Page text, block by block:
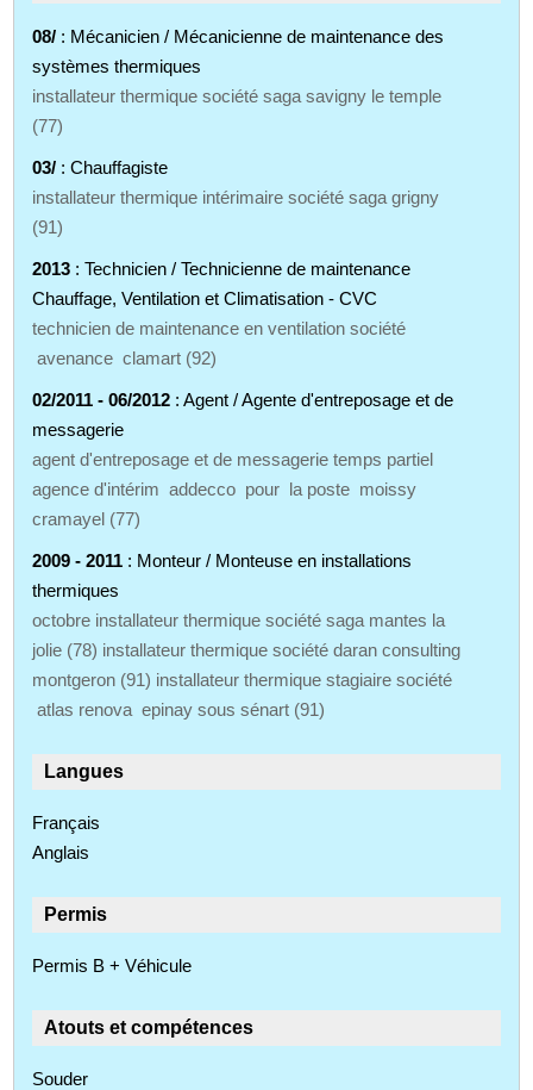
08/ : Mécanicien / Mécanicienne de maintenance des
systèmes thermiques
installateur thermique société saga savigny le temple
(77)
03/ : Chauffagiste
installateur thermique intérimaire société saga grigny
(91)
2013 : Technicien / Technicienne de maintenance
Chauffage, Ventilation et Climatisation - CVC
technicien de maintenance en ventilation société
avenance clamart (92)
02/2011 - 06/2012 : Agent / Agente d'entreposage et de
messagerie
agent d'entreposage et de messagerie temps partiel
agence d'intérim addecco pour la poste moissy
cramayel (77)
2009 - 2011 : Monteur / Monteuse en installations
thermiques
octobre installateur thermique société saga mantes la
jolie (78) installateur thermique société daran consulting
montgeron (91) installateur thermique stagiaire société
atlas renova epinay sous sénart (91)
Langues
Français
Anglais
Permis
Permis B + Véhicule
Atouts et compétences
Souder